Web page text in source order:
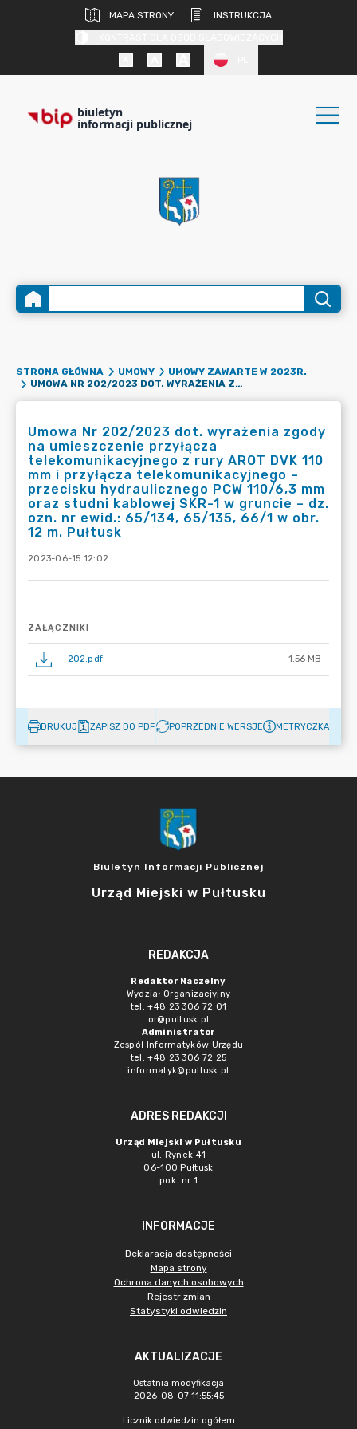
MAPA STRONY
INSTRUKCJA
biuletyn
informacji publicznej
STRONA GŁÓWNA UMOWY
UMOWY ZAWARTE W 2023R.
UMOWA NR 202/2023 DOT. WYRAŻENIA ZGODY NA UMIESZCZENIE PRZYŁĄCZA TELEKOMUNIKACYJNEGO Z RURY AROT DVK 110 MM I PRZYŁĄCZA TELEKOMUNIKACYJNEGO – PRZECISKU HYDRAULICZNEGO PCW 110/6,3 MM ORAZ STUDNI KABLOWEJ SKR-1 W GRUNCIE – DZ. OZN. NR EWID.: 65/134, 65/135, 66/1 W OBR. 12 M. PUŁTUSK
Umowa Nr 202/2023 dot. wyrażenia zgody
na umieszczenie przyłącza
telekomunikacyjnego z rury AROT DVK 110
mm i przyłącza telekomunikacyjnego –
przecisku hydraulicznego PCW 110/6,3 mm
oraz studni kablowej SKR-1 w gruncie – dz.
ozn. nr ewid.: 65/134, 65/135, 66/1 w obr.
12 m. Pułtusk
2023-06-15 12:02
ZAŁĄCZNIKI
202.pdf 1.56 MB
DRUKUJ ZAPISZ DO PDF POPRZEDNIE WERSJE METRYCZKA
Biuletyn Informacji Publicznej
Urząd Miejski w Pułtusku
REDAKCJA
Redaktor Naczelny
Wydział Organizacjyjny
tel. +48 23 306 72 01
or@pultusk.pl
Administrator
Zespół Informatyków Urzędu
tel. +48 23 306 72 25
informatyk@pultusk.pl
ADRES REDAKCJI
Urząd Miejski w Pułtusku
ul. Rynek 41
06-100 Pułtusk
pok. nr 1
INFORMACJE
Deklaracja dostępności
Mapa strony
Ochrona danych osobowych
Rejestr zmian
Statystyki odwiedzin
AKTUALIZACJE
Ostatnia modyfikacja
2026-08-07 11:55:45
Licznik odwiedzin ogółem